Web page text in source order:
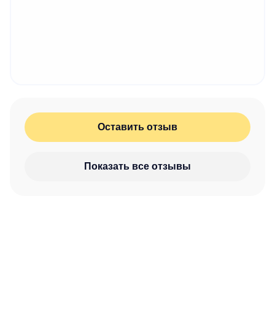
Оставить отзыв
Показать все отзывы